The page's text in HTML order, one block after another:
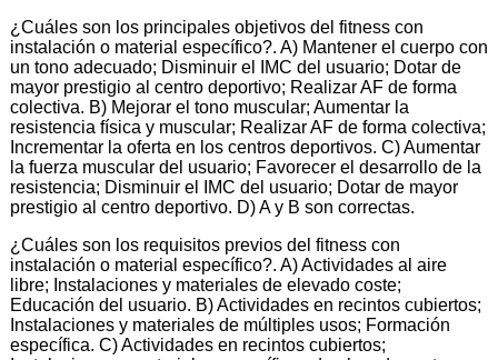
¿Cuáles son los principales objetivos del fitness con
instalación o material específico?. A) Mantener el cuerpo con
un tono adecuado; Disminuir el IMC del usuario; Dotar de
mayor prestigio al centro deportivo; Realizar AF de forma
colectiva. B) Mejorar el tono muscular; Aumentar la
resistencia física y muscular; Realizar AF de forma colectiva;
Incrementar la oferta en los centros deportivos. C) Aumentar
la fuerza muscular del usuario; Favorecer el desarrollo de la
resistencia; Disminuir el IMC del usuario; Dotar de mayor
prestigio al centro deportivo. D) A y B son correctas.
¿Cuáles son los requisitos previos del fitness con
instalación o material específico?. A) Actividades al aire
libre; Instalaciones y materiales de elevado coste;
Educación del usuario. B) Actividades en recintos cubiertos;
Instalaciones y materiales de múltiples usos; Formación
específica. C) Actividades en recintos cubiertos;